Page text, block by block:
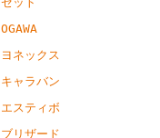
OGAWA
ヨネックス
キャラバン
エスティボ
ブリザード